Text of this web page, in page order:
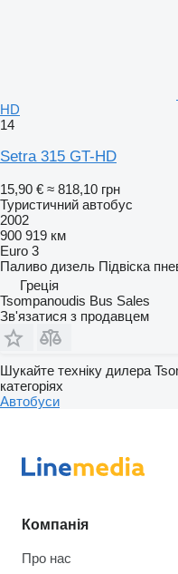
HD
14
Setra 315 GT-HD
15,90 € ≈ 818,10 грн
Туристичний автобус
2002
900 919 км
Euro 3
Паливо дизель Підвіска
Греція
Tsompanoudis Bus Sales
Зв'язатися з продавцем
Шукайте техніку дилера
категоріях
Автобуси
Компанія
Про нас